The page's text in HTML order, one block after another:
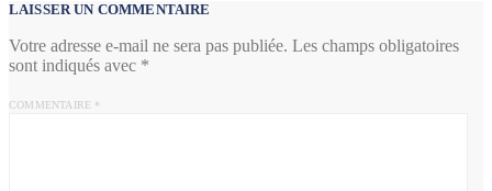
LAISSER UN COMMENTAIRE
Votre adresse e-mail ne sera pas publiée. Les champs obligatoires
sont indiqués avec *
COMMENTAIRE *